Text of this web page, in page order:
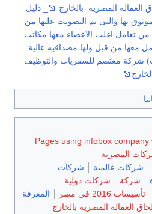
العمالة المصرية بالخارج
_ دليل
بها والتى تم التصويت عليها من
تعامل اغلب الاعضاء معها مكاتب
معها من قبل ولها مصداقيه عالية
شركة معتصم للسفريات والتوظيف
Pages using infobox
المصرية
شركات عالمية
شركات
شركة
شركات دولية
تأسيسات 2016 في مصر
المعرفة
العمالة المصرية بالخارج